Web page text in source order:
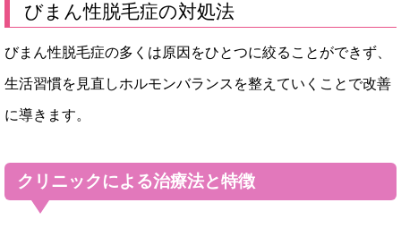
びまん性脱毛症の対処法
びまん性脱毛症の多くは原因をひとつに絞ることができず、
生活習慣を見直しホルモンバランスを整えていくことで改善
に導きます。
クリニックによる治療法と特徴